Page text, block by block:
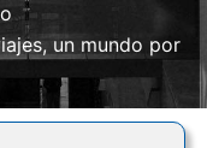
un mundo por